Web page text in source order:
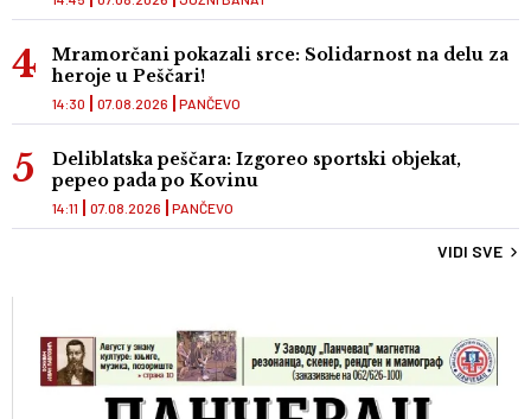
Mramorčani pokazali srce: Solidarnost na delu za
heroje u Peščari!
PANČEVO
14:30 07.08.2026
Deliblatska peščara: Izgoreo sportski objekat,
pepeo pada po Kovinu
PANČEVO
14:11 07.08.2026
VIDI SVE